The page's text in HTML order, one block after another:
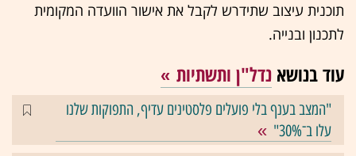
תוכנית עיצוב שתידרש לקבל את אישור הוועדה המקומית
לתכנון ובנייה.
עוד בנושא נדל"ן ותשתיות
"המצב בענף בלי פועלים פלסטינים עדיף, התפוקות שלנו
עלו ב־30%"